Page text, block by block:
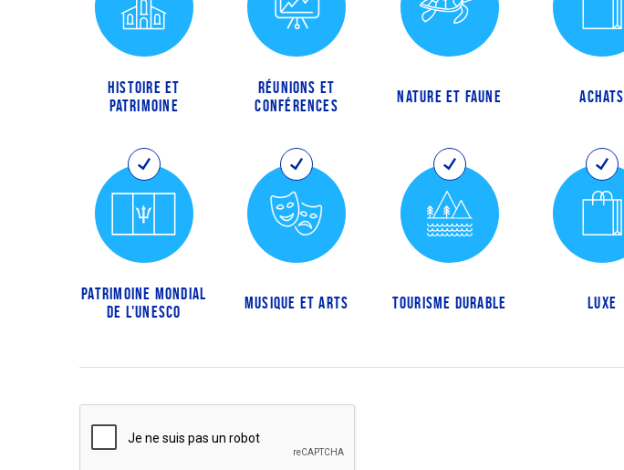
HISTOIRE ET
PATRIMOINE
RÉUNIONS ET
CONFÉRENCES
NATURE ET FAUNE ACHATS
PATRIMOINE MONDIAL
DE L'UNESCO
MUSIQUE ET ARTS TOURISME DURABLE LUXE